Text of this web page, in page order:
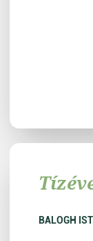
BALOGH